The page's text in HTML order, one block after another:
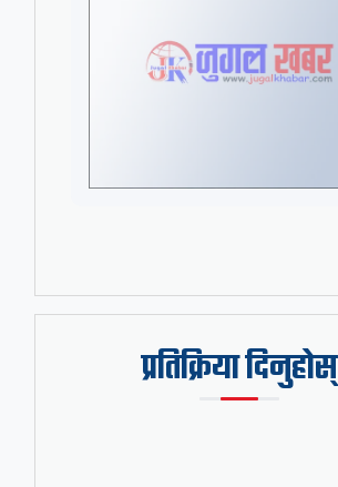
प्रतिक्रिया दिनुहोस्